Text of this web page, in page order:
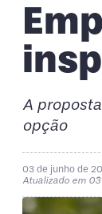
A
opção
03 de junho de
Atualizado em 03